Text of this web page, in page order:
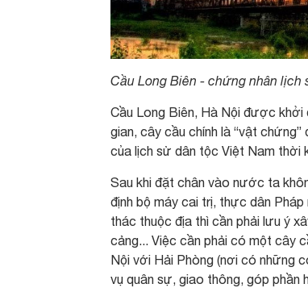
Cầu Long Biên - chứng nhân lịch
Cầu Long Biên, Hà Nội được
gian, cây cầu chính là “vật
của lịch sử dân tộc Việt Nam thời
Sau khi đặt chân vào nước ta
định bộ máy cai trị, thực dân
thác thuộc địa thì cần phải lưu ý
cảng... Việc cần phải có một cây
Nội với Hải Phòng (nơi có những
vụ quân sự, giao thông, góp phần